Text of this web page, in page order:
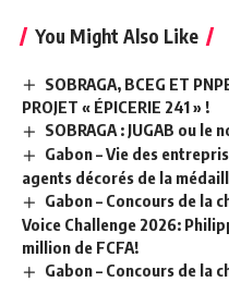
You Might Also Like
SOBRAGA, BCEG ET
PROJET « ÉPICERIE 241 » !
SOBRAGA : JUGAB ou le
Gabon – Vie des
agents décorés de la
Gabon – Concours de la
Voice Challenge 2026:
million de FCFA!
Gabon – Concours de la